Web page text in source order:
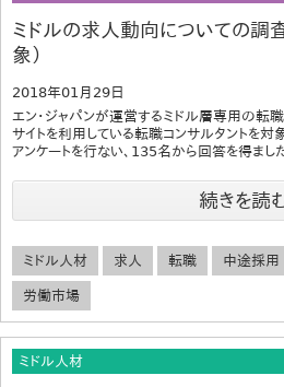
ミドルの求人動向についての調
象）
2018年01月29日
エン・ジャパンが運営するミドル層専用の転職
サイトを利用している転職コンサルタントを対
アンケートを行ない、135名から回答を得まし
続きを読
ミドル人材 求人 転職 中途採用
労働市場
ミドル人材